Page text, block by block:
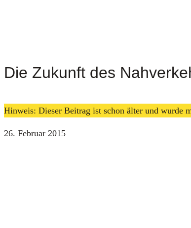
Die Zukunft des
Hinweis: Dieser Beitrag ist schon älter und wurde
26. Februar 2015